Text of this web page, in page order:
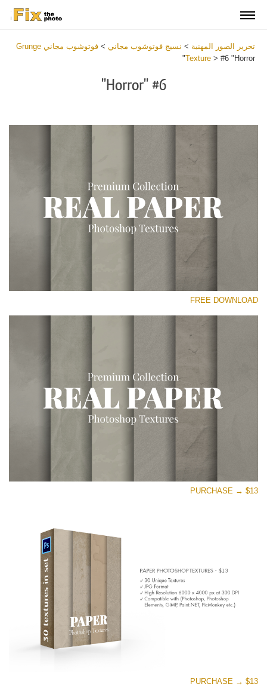
تحرير الصور المهنية > نسيج فوتوشوب مجاني >
فوتوشوب مجاني Grunge
Texture > #6 "Horror"
#6 "Horror"
رجاء اختر
Vintage Paper
Large 6000*4000px
Large 6000*4000px
تنزيل مجاني
FREE DOWNLOAD
PURCHASE → $13
PURCHASE → $13